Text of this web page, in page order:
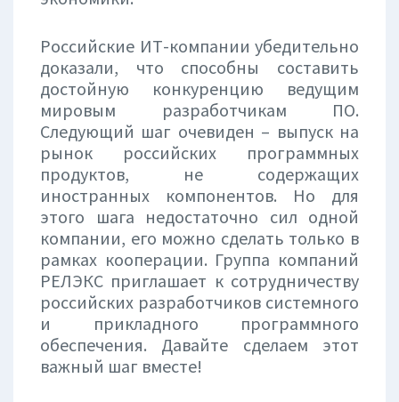
Российские ИТ-компании убедительно
доказали, что способны составить
достойную конкуренцию ведущим
мировым разработчикам ПО.
Следующий шаг очевиден – выпуск на
рынок российских программных
продуктов, не содержащих
иностранных компонентов. Но для
этого шага недостаточно сил одной
компании, его можно сделать только в
рамках кооперации. Группа компаний
РЕЛЭКС приглашает к сотрудничеству
российских разработчиков системного
и прикладного программного
обеспечения. Давайте сделаем этот
важный шаг вместе!